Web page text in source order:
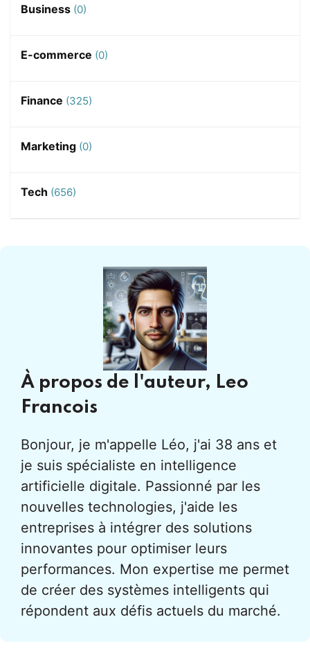
Business (0)
E-commerce (0)
Finance (325)
Marketing (0)
Tech (656)
À propos de l'auteur, Leo
Francois
Bonjour, je m'appelle Léo, j'ai 38 ans et
je suis spécialiste en intelligence
artificielle digitale. Passionné par les
nouvelles technologies, j'aide les
entreprises à intégrer des solutions
innovantes pour optimiser leurs
performances. Mon expertise me permet
de créer des systèmes intelligents qui
répondent aux défis actuels du marché.